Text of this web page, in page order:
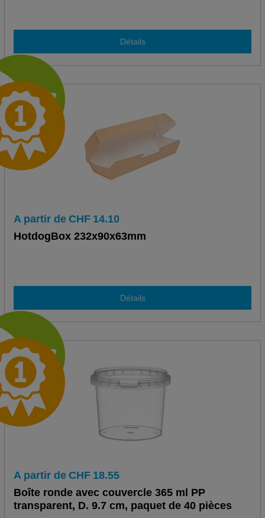
Détails
A partir de CHF 14.10
HotdogBox 232x90x63mm
Détails
A partir de CHF 18.55
Boîte ronde avec couvercle 365 ml PP
transparent, D. 9.7 cm, paquet de 40 pièces